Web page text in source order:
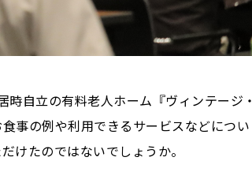
自立の有料老人ホーム『ヴィンテージ・
事の例や利用できるサービスなどについ
けたのではないでしょうか。